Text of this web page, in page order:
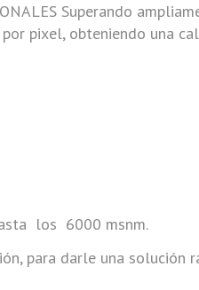
Superando
pixel, obteniendo una
los 6000 msnm.
para darle una solución